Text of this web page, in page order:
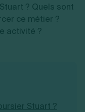
d'entreprise
Stuart ? Quels sont
ce métier ?
activité ?
Stuart ?